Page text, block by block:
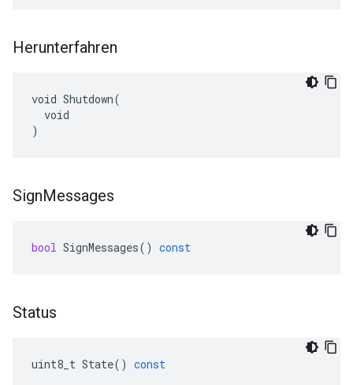
Herunterfahren
void Shutdown(
  void
)
SignMessages
bool SignMessages() const
Status
uint8_t State() const